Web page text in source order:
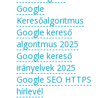
Google
Keresőalgoritmus
Google kereső
algoritmus 2025
Google kereső
irányelvek 2025
Google SEO HTTPS
hírlevél